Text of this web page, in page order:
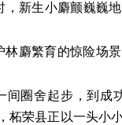
，新生小麝颤巍巍
林麝繁育的惊险场
间圈舍起步，到成
柘荣县正以一头小